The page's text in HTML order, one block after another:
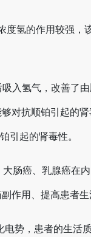
氢的作用较强，
入氢气，改善了
对抗顺铂引起的
引起的肾毒性。
肠癌、乳腺癌在
作用、提高患者生
势，患者的生活